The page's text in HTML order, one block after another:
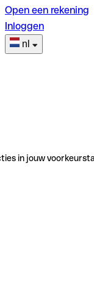
Open een rekening
Inloggen
nl
in jouw